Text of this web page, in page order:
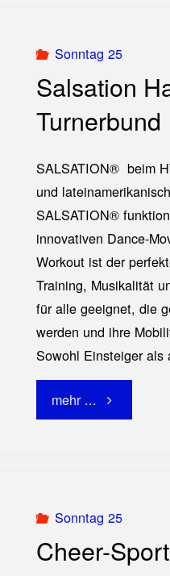
Sonntag 25
Salsation
Turnerbund
SALSATION® beim
und
SALSATION®
innovativen Dance-
Workout ist der
Training, Musikalität
für alle geeignet, die
werden und ihre
Sowohl Einsteiger
mehr ... "Salsation
Sonntag 25
Cheer-